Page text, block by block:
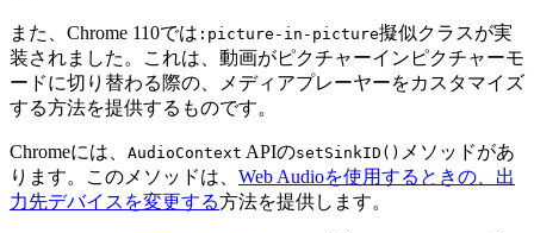
また、Chrome 110では :picture-in-picture擬似クラスが実
装されました。これは、動画がピクチャーインピクチャーモ
ードに切り替わる際の、メディアプレーヤーをカスタマイズ
する方法を提供するものです。
Chromeには、 AudioContext APIのsetSinkID() メソッドがあ
ります。このメソッドは、 Web Audioを使用するときの、出
力先デバイスを変更する方法を提供します。